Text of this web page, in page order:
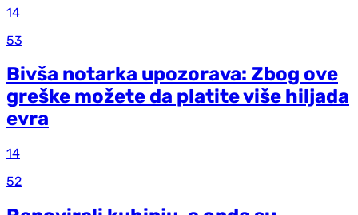
14
53
Bivša notarka upozorava: Zbog ove
greške možete da platite više hiljada
evra
14
52